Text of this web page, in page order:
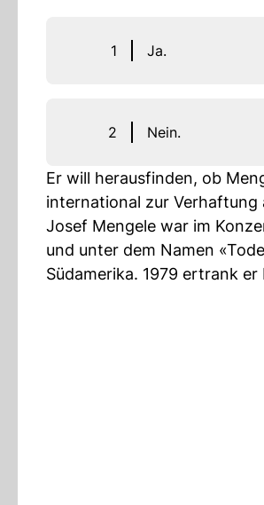
1 Ja.
2 Nein.
Er will herausfinden, ob
international zur Verhaftung
Josef Mengele war im
und unter dem Namen
Südamerika. 1979 ertrank